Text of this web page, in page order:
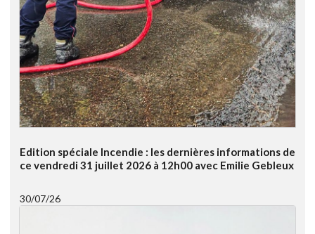
Edition spéciale Incendie : les dernières informations de
ce vendredi 31 juillet 2026 à 12h00 avec Emilie Gebleux
30/07/26